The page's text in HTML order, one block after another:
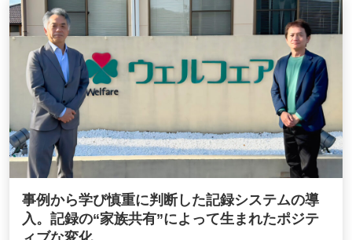
事例から学び慎重に判断した記録システムの導
入。記録の“家族共有”によって生まれたポジテ